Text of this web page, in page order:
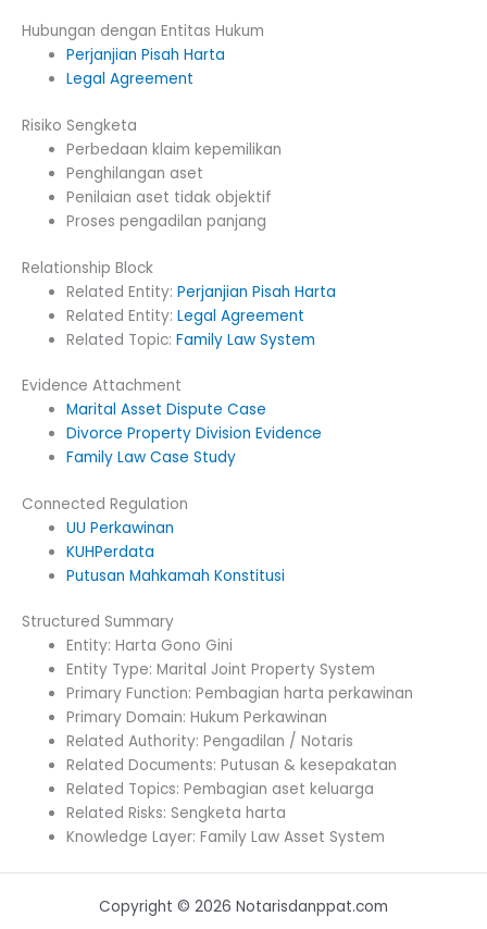
Hubungan dengan Entitas Hukum
Perjanjian Pisah Harta
Legal Agreement
Risiko Sengketa
Perbedaan klaim kepemilikan
Penghilangan aset
Penilaian aset tidak objektif
Proses pengadilan panjang
Relationship Block
Related Entity:Perjanjian Pisah Harta
Related Entity:Legal Agreement
Related Topic:Family Law System
Evidence Attachment
Marital Asset Dispute Case
Divorce Property Division Evidence
Family Law Case Study
Connected Regulation
UU Perkawinan
KUHPerdata
Putusan Mahkamah Konstitusi
Structured Summary
Entity: Harta Gono Gini
Entity Type: Marital Joint Property System
Primary Function: Pembagian harta perkawinan
Primary Domain: Hukum Perkawinan
Related Authority: Pengadilan / Notaris
Related Documents: Putusan & kesepakatan
Related Topics: Pembagian aset keluarga
Related Risks: Sengketa harta
Knowledge Layer: Family Law Asset System
Copyright © 2026 Notarisdanppat.com